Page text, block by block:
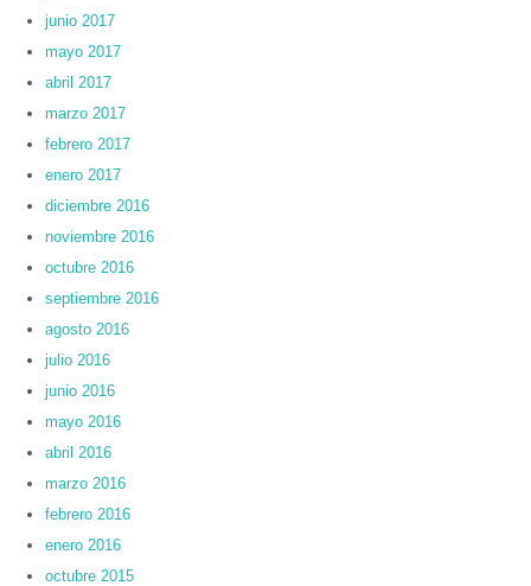
junio 2017
mayo 2017
abril 2017
marzo 2017
febrero 2017
enero 2017
diciembre 2016
noviembre 2016
octubre 2016
septiembre 2016
agosto 2016
julio 2016
junio 2016
mayo 2016
abril 2016
marzo 2016
febrero 2016
enero 2016
octubre 2015